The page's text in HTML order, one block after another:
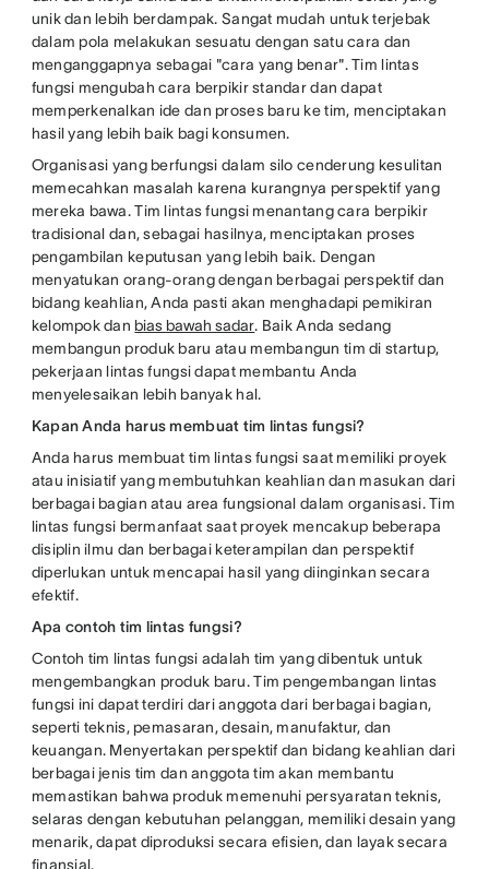
unik dan lebih berdampak. Sangat mudah untuk terjebak
dalam pola melakukan sesuatu dengan satu cara dan
menganggapnya sebagai "cara yang benar". Tim lintas
fungsi mengubah cara berpikir standar dan dapat
memperkenalkan ide dan proses baru ke tim, menciptakan
hasil yang lebih baik bagi konsumen.
Organisasi yang berfungsi dalam silo cenderung kesulitan
memecahkan masalah karena kurangnya perspektif yang
mereka bawa. Tim lintas fungsi menantang cara berpikir
tradisional dan, sebagai hasilnya, menciptakan proses
pengambilan keputusan yang lebih baik. Dengan
menyatukan orang-orang dengan berbagai perspektif dan
bidang keahlian, Anda pasti akan menghadapi pemikiran
kelompok dan bias bawah sadar. Baik Anda sedang
membangun produk baru atau membangun tim di startup,
pekerjaan lintas fungsi dapat membantu Anda
menyelesaikan lebih banyak hal.
Kapan Anda harus membuat tim lintas fungsi?
Anda harus membuat tim lintas fungsi saat memiliki proyek
atau inisiatif yang membutuhkan keahlian dan masukan dari
berbagai bagian atau area fungsional dalam organisasi. Tim
lintas fungsi bermanfaat saat proyek mencakup beberapa
disiplin ilmu dan berbagai keterampilan dan perspektif
diperlukan untuk mencapai hasil yang diinginkan secara
efektif.
Apa contoh tim lintas fungsi?
Contoh tim lintas fungsi adalah tim yang dibentuk untuk
mengembangkan produk baru. Tim pengembangan lintas
fungsi ini dapat terdiri dari anggota dari berbagai bagian,
seperti teknis, pemasaran, desain, manufaktur, dan
keuangan. Menyertakan perspektif dan bidang keahlian dari
berbagai jenis tim dan anggota tim akan membantu
memastikan bahwa produk memenuhi persyaratan teknis,
selaras dengan kebutuhan pelanggan, memiliki desain yang
menarik, dapat diproduksi secara efisien, dan layak secara
finansial.